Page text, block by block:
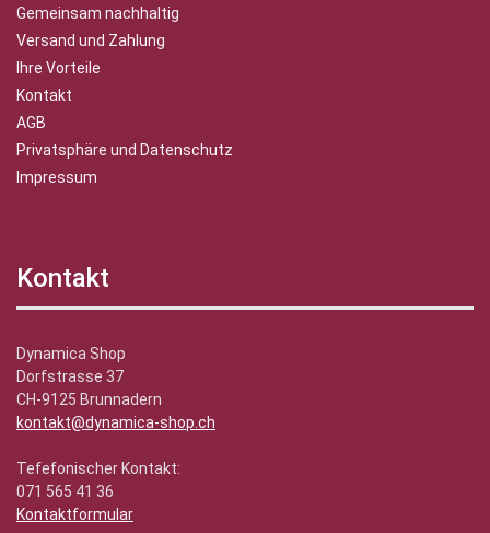
Gemeinsam nachhaltig
Versand und Zahlung
Ihre Vorteile
Kontakt
AGB
Privatsphäre und Datenschutz
Impressum
Kontakt
Dynamica Shop
Dorfstrasse 37
CH-9125 Brunnadern
kontakt@dynamica-shop.ch
Tefefonischer Kontakt:
071 565 41 36
Kontaktformular